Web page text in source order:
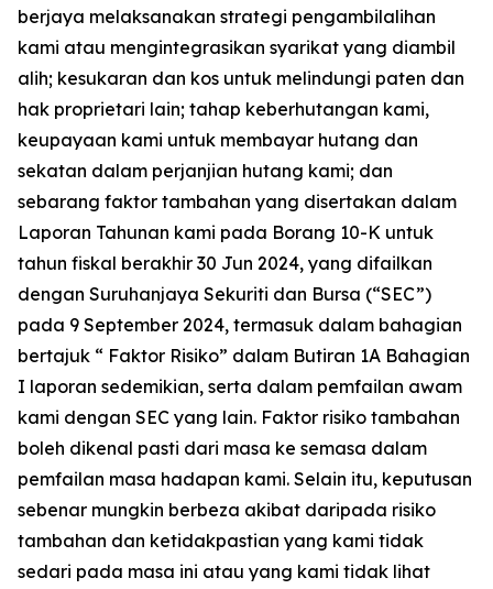
berjaya melaksanakan strategi pengambilalihan
kami atau mengintegrasikan syarikat yang diambil
alih; kesukaran dan kos untuk melindungi paten dan
hak proprietari lain; tahap keberhutangan kami,
keupayaan kami untuk membayar hutang dan
sekatan dalam perjanjian hutang kami; dan
sebarang faktor tambahan yang disertakan dalam
Laporan Tahunan kami pada Borang 10-K untuk
tahun fiskal berakhir 30 Jun 2024, yang difailkan
dengan Suruhanjaya Sekuriti dan Bursa (“SEC”)
pada 9 September 2024, termasuk dalam bahagian
bertajuk “ Faktor Risiko” dalam Butiran 1A Bahagian
I laporan sedemikian, serta dalam pemfailan awam
kami dengan SEC yang lain. Faktor risiko tambahan
boleh dikenal pasti dari masa ke semasa dalam
pemfailan masa hadapan kami. Selain itu, keputusan
sebenar mungkin berbeza akibat daripada risiko
tambahan dan ketidakpastian yang kami tidak
sedari pada masa ini atau yang kami tidak lihat